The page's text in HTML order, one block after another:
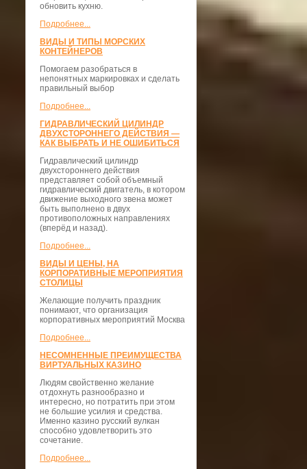
обновить кухню.
Подробнее...
ВИДЫ И ТИПЫ МОРСКИХ
КОНТЕЙНЕРОВ
Помогаем разобраться в
непонятных маркировках и сделать
правильный выбор
Подробнее...
ГИДРАВЛИЧЕСКИЙ ЦИЛИНДР
ДВУХСТОРОННЕГО ДЕЙСТВИЯ —
КАК ВЫБРАТЬ И НЕ ОШИБИТЬСЯ
Гидравлический цилиндр
двухстороннего действия
представляет собой объемный
гидравлический двигатель, в котором
движение выходного звена может
быть выполнено в двух
противоположных направлениях
(вперёд и назад).
Подробнее...
ВИДЫ И ЦЕНЫ, НА
КОРПОРАТИВНЫЕ МЕРОПРИЯТИЯ
СТОЛИЦЫ
Желающие получить праздник
понимают, что организация
корпоративных мероприятий Москва
Подробнее...
НЕСОМНЕННЫЕ ПРЕИМУЩЕСТВА
ВИРТУАЛЬНЫХ КАЗИНО
Людям свойственно желание
отдохнуть разнообразно и
интересно, но потратить при этом
не большие усилия и средства.
Именно казино русский вулкан
способно удовлетворить это
сочетание.
Подробнее...